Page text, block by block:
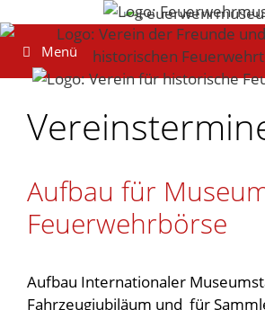
Inhalt
springenMenü
Aufbau für
Feuerwehrbörse
Aufbau Internationaler
Fahrzeugjubiläum und für